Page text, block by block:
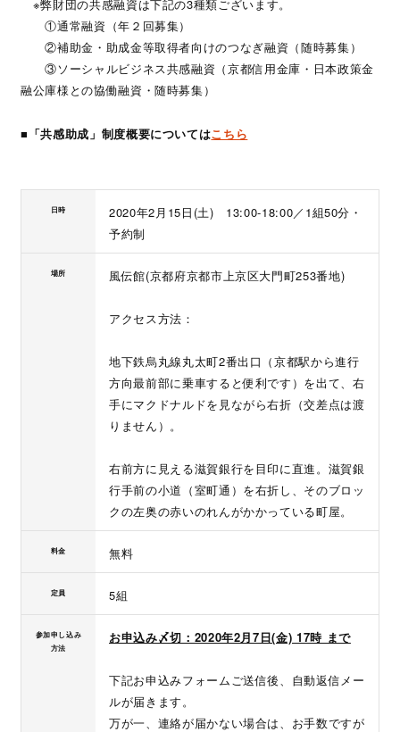
※弊財団の共感融資は下記の3種類ございます。
①通常融資（年２回募集）
②補助金・助成金等取得者向けのつなぎ融資（随時募集）
③ソーシャルビジネス共感融資（京都信用金庫・日本政策金
融公庫様との協働融資・随時募集）
■「共感助成」制度概要についてはこちら
日時
2020年2月15日(土) 13:00-18:00／1組50分・
予約制
場所 風伝館(京都府京都市上京区大門町253番地)
アクセス方法：
地下鉄烏丸線丸太町2番出口（京都駅から進行
方向最前部に乗車すると便利です）を出て、右
手にマクドナルドを見ながら右折（交差点は渡
りません）。
右前方に見える滋賀銀行を目印に直進。滋賀銀
行手前の小道（室町通）を右折し、そのブロッ
クの左奥の赤いのれんがかかっている町屋。
料金 無料
定員 5組
参加申し込み
方法
お申込み〆切：2020年2月7日(金) 17時 まで
下記お申込みフォームご送信後、自動返信メー
ルが届きます。
万が一、連絡が届かない場合は、お手数ですが